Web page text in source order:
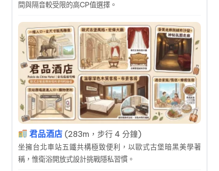
間與隔音較受限的高CP值選擇。
君品酒店 (283m，步行 4 分鐘)
坐擁台北車站五鐵共構極致便利，以歐式古堡暗黑美學著
稱，惟衛浴開放式設計挑戰隱私習慣。